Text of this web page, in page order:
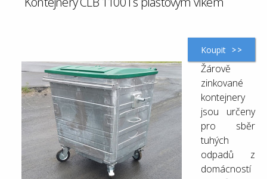
Koupit
Žárově
zinkované
kontejnery
jsou určeny
pro sběr
tuhých
odpadů z
domácností